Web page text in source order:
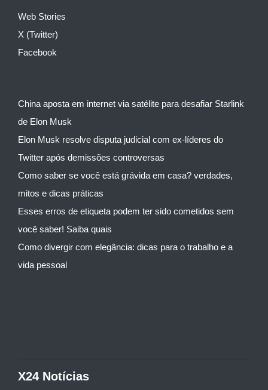
Web Stories
X (Twitter)
Facebook
China aposta em internet via satélite para desafiar Starlink
de Elon Musk
Elon Musk resolve disputa judicial com ex-líderes do
Twitter após demissões controversas
Como saber se você está grávida em casa? verdades,
mitos e dicas práticas
Esses erros de etiqueta podem ter sido cometidos sem
você saber! Saiba quais
Como divergir com elegância: dicas para o trabalho e a
vida pessoal
X24 Notícias